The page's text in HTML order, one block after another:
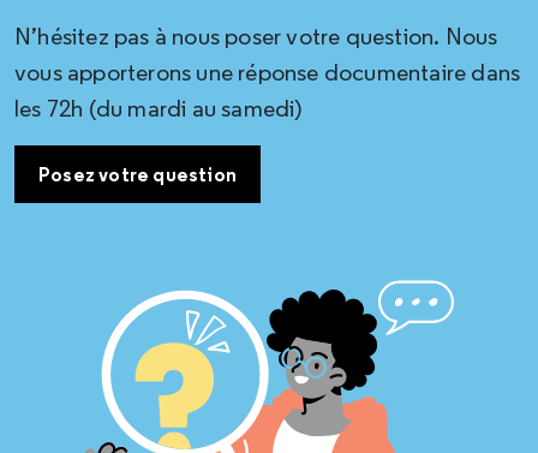
N’hésitez pas à nous poser votre question. Nous
vous apporterons une réponse documentaire dans
les 72h (du mardi au samedi)
Posez votre question